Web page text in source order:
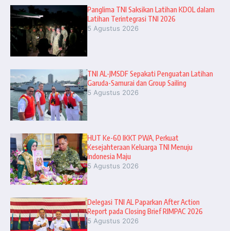
Panglima TNI Saksikan Latihan KDOL dalam
Latihan Terintegrasi TNI 2026
5 Agustus 2026
TNI AL-JMSDF Sepakati Penguatan Latihan
Garuda-Samurai dan Group Sailing
5 Agustus 2026
HUT Ke-60 IKKT PWA, Perkuat
Kesejahteraan Keluarga TNI Menuju
Indonesia Maju
5 Agustus 2026
Delegasi TNI AL Paparkan After Action
Report pada Closing Brief RIMPAC 2026
5 Agustus 2026